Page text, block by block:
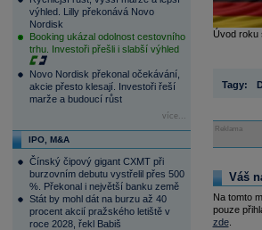
výhled. Lilly překonává Novo
Nordisk
Booking ukázal odolnost cestovního
trhu. Investoři přešli i slabší výhled
Novo Nordisk překonal očekávání,
akcie přesto klesají. Investoři řeší
marže a budoucí růst
více...
IPO, M&A
Čínský čipový gigant CXMT při
burzovním debutu vystřelil přes 500
%. Překonal i největší banku země
Stát by mohl dát na burzu až 40
procent akcií pražského letiště v
roce 2028, řekl Babiš
Úvod roku
Tagy:
Reklama
Váš
Na tomto
pouze
zde.